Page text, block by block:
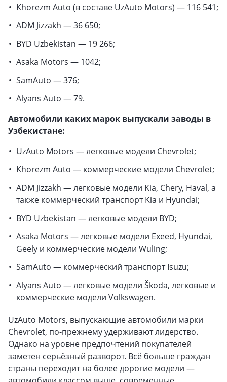
Khorezm Auto (в составе UzAuto Motors) — 116 541;
ADM Jizzakh — 36 650;
BYD Uzbekistan — 19 266;
Asaka Motors — 1042;
SamAuto — 376;
Alyans Auto — 79.
Автомобили каких марок выпускали заводы в
Узбекистане:
UzAuto Motors — легковые модели Chevrolet;
Khorezm Auto — коммерческие модели Chevrolet;
ADM Jizzakh — легковые модели Kia, Chery, Haval, а
также коммерческий транспорт Kia и Hyundai;
BYD Uzbekistan — легковые модели BYD;
Asaka Motors — легковые модели Exeed, Hyundai,
Geely и коммерческие модели Wuling;
SamAuto — коммерческий транспорт Isuzu;
Alyans Auto — легковые модели Škoda, легковые и
коммерческие модели Volkswagen.
UzAuto Motors, выпускающие автомобили марки
Chevrolet, по-прежнему удерживают лидерство.
Однако на уровне предпочтений покупателей
заметен серьёзный разворот. Всё больше граждан
страны переходит на более дорогие модели —